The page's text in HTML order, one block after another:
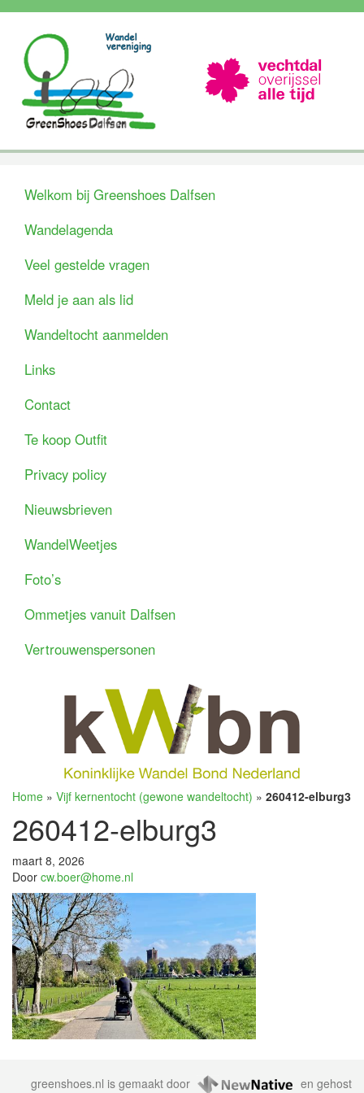
Welkom bij Greenshoes Dalfsen
Wandelagenda
Veel gestelde vragen
Meld je aan als lid
Wandeltocht aanmelden
Links
Contact
Te koop Outfit
Privacy policy
Nieuwsbrieven
WandelWeetjes
Foto’s
Ommetjes vanuit Dalfsen
Vertrouwenspersonen
Home » Vijf kernentocht (gewone wandeltocht) » 260412-elburg3
260412-elburg3
maart 8, 2026
Door cw.boer@home.nl
greenshoes.nl is gemaakt door en gehost